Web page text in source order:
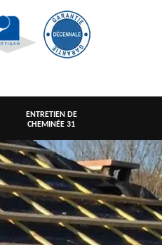
ENTRETIEN DE
CHEMINÉE 31